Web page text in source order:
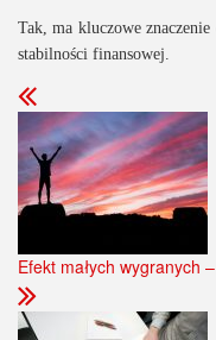
Tak, ma kluczowe
stabilności finansowej.
Efekt małych wygranych